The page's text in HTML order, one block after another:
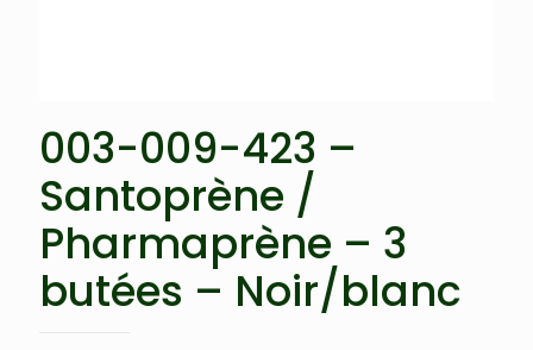
003-009-423 –
Santoprène /
Pharmaprène – 3
butées – Noir/blanc